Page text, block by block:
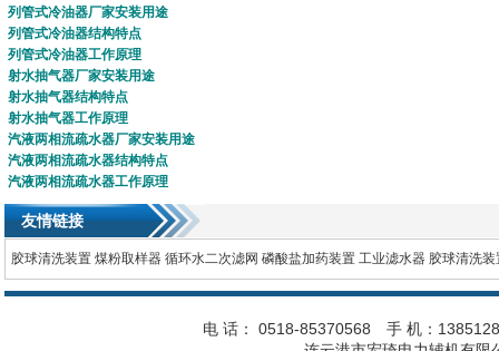
列管式冷油器厂家安装用途
列管式冷油器结构特点
列管式冷油器工作原理
射水抽气器厂家安装用途
射水抽气器结构特点
射水抽气器工作原理
汽液两相流疏水器厂家安装用途
汽液两相流疏水器结构特点
汽液两相流疏水器工作原理
友情链接
胶球清洗装置 煤粉取样器 循环水二次滤网 磷酸盐加药装置 工业滤水器 胶球清洗装
电 话： 0518-85370568 手 机：